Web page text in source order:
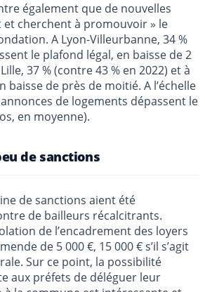
également que de nouvelles
et cherchent à promouvoir » le
A Lyon-Villeurbanne, 34 %
le plafond légal, en baisse de 2
37 % (contre 43 % en 2022) et à
baisse de près de moitié. A l’échelle
de logements dépassent le
en moyenne).
de sanctions
de sanctions aient été
de bailleurs récalcitrants.
de l’encadrement des loyers
de 5 000 €, 15 000 € s’il s’agit
Sur ce point, la possibilité
aux préfets de déléguer leur